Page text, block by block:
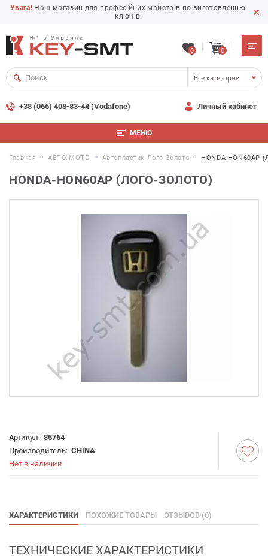
Увага! Наш магазин для професійних майстрів по виготовленню
ключів
0 0
Все категории
+38 (066) 408-83-44 (Vodafone) Личный кабинет
МЕНЮ
Главная АВТО-МОТО Автопластик Лого-Золото HONDA-HON60AP
HONDA-HON60AP (ЛОГО-ЗОЛОТО)
Артикул: 85764
Производитель: CHINA
Нет в наличии
ХАРАКТЕРИСТИКИ ПОХОЖИЕ ТОВАРЫ ОТЗЫВОВ (0)
ТЕХНИЧЕСКИЕ ХАРАКТЕРИСТИКИ